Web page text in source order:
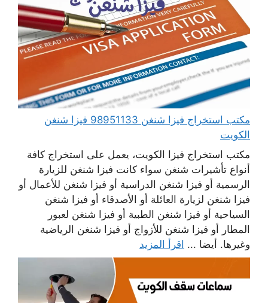
مكتب استخراج فيزا شنغن 98951133 فيزا شنغن
الكويت
مكتب استخراج فيزا الكويت، يعمل على استخراج كافة
أنواع تأشيرات شنغن سواء كانت فيزا شنغن للزيارة
الرسمية أو فيزا شنغن الدراسية أو فيزا شنغن للأعمال أو
فيزا شنغن لزيارة العائلة أو الأصدقاء أو فيزا شنغن
السياحية أو فيزا شنغن الطبية أو فيزا شنغن لعبور
المطار أو فيزا شنغن للأزواج أو فيزا شنغن الرياضية
وغيرها. أيضا ... اقرأ المزيد